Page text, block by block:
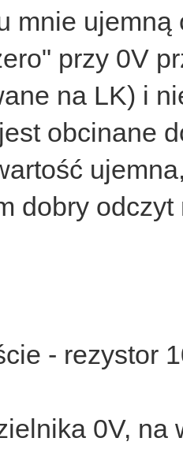
mnie ujemną
przy 0V
na LK) i
obcinane
dobry
- rezystor
0V, na